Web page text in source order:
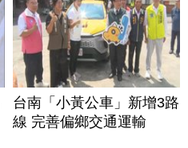
台南「小黃公車」新增3路
線 完善偏鄉交通運輸